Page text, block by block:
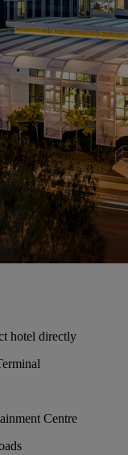
hotel directly
Centre